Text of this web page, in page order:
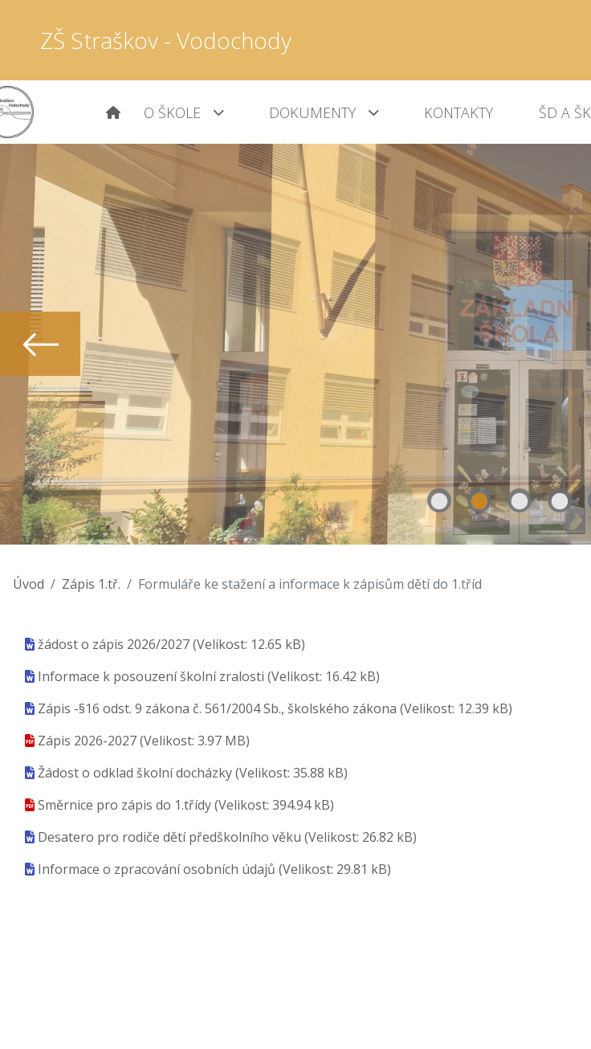
ZŠ Straškov - Vodochody
O ŠKOLE DOKUMENTY KONTAKTY ŠD A ŠK
Úvod Zápis 1.tř. Formuláře ke stažení a informace k zápisům dětí do 1.tříd
žádost o zápis 2026/2027(Velikost: 12.65 kB)
Informace k posouzení školní zralosti (Velikost: 16.42 kB)
Zápis -§16 odst. 9 zákona č. 561/2004 Sb., školského zákona (Velikost: 12.39 kB)
Zápis 2026-2027(Velikost: 3.97 MB)
Žádost o odklad školní docházky(Velikost: 35.88 kB)
Směrnice pro zápis do 1.třídy(Velikost: 394.94 kB)
Desatero pro rodiče dětí předškolního věku (Velikost: 26.82 kB)
Informace o zpracování osobních údajů (Velikost: 29.81 kB)